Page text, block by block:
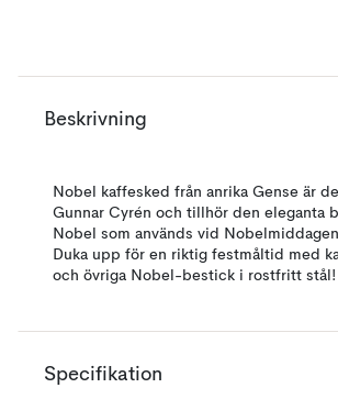
Beskrivning
Nobel kaffesked från anrika Gense är
Gunnar Cyrén och tillhör den eleganta
Nobel som används vid
Duka upp för en riktig festmåltid med
och övriga Nobel-bestick i rostfritt stål!
Specifikation